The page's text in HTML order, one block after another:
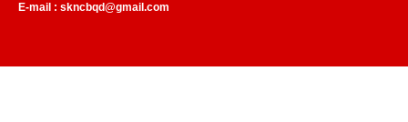
E-mail : skncbqd@gmail.com